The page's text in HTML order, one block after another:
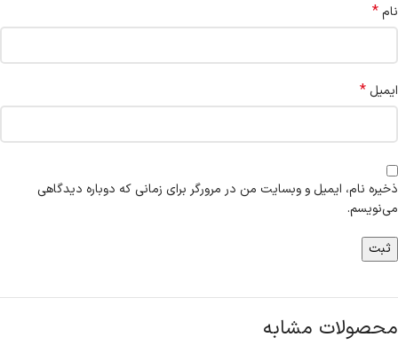
نام*
ایمیل *
ذخیره نام، ایمیل و وبسایت من در مرورگر برای زمانی که دوباره دیدگاهی
می‌نویسم.
محصولات مشابه